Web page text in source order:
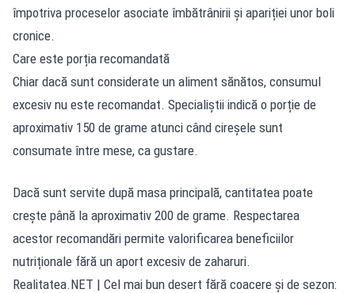
împotriva proceselor asociate îmbătrânirii și apariției unor boli
cronice.
Care este porția recomandată
Chiar dacă sunt considerate un aliment sănătos, consumul
excesiv nu este recomandat. Specialiștii indică o porție de
aproximativ 150 de grame atunci când cireșele sunt
consumate între mese, ca gustare.
Dacă sunt servite după masa principală, cantitatea poate
crește până la aproximativ 200 de grame. Respectarea
acestor recomandări permite valorificarea beneficiilor
nutriționale fără un aport excesiv de zaharuri.
Realitatea.NET | Cel mai bun desert fără coacere și de sezon: